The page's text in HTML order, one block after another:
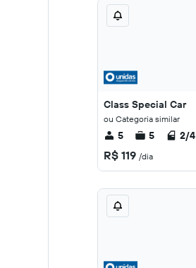
Class Special Car
ou Categoria similar
5 5 2/4
R$ 119 /dia